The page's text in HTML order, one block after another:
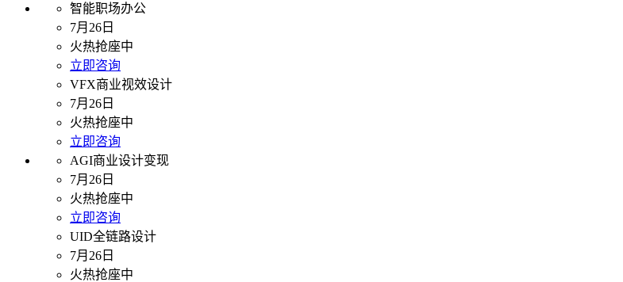
智能职场办公
7月26日
火热抢座中
立即咨询
VFX商业视效设计
7月26日
火热抢座中
立即咨询
AGI商业设计变现
7月26日
火热抢座中
立即咨询
UID全链路设计
7月26日
火热抢座中